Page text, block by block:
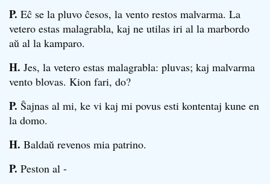
P. Eĉ se la pluvo ĉesos, la vento restos malvarma. La
vetero estas malagrabla, kaj ne utilas iri al la marbordo
aŭ al la kamparo.
H. Jes, la vetero estas malagrabla: pluvas; kaj malvarma
vento blovas. Kion fari, do?
P. Ŝajnas al mi, ke vi kaj mi povus esti kontentaj kune en
la domo.
H. Baldaŭ revenos mia patrino.
P. Peston al -